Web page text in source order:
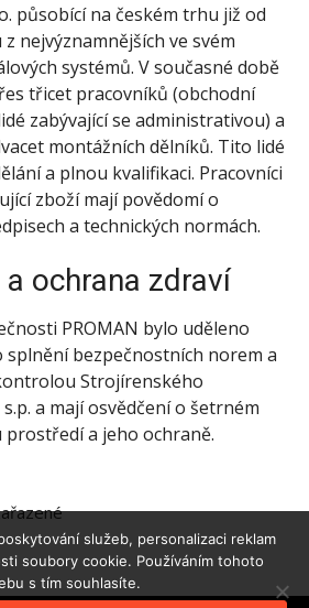
působící na českém trhu již od
nejvýznamnějších ve svém
systémů. V současné době
třicet pracovníků (obchodní
zabývající se administrativou) a
montážních dělníků. Tito lidé
a plnou kvalifikaci. Pracovníci
zboží mají povědomí o
a technických normách.
ochrana zdraví
PROMAN bylo uděleno
bezpečnostních norem a
Strojírenského
a mají osvědčení o šetrném
a jeho ochraně.
služeb, personalizaci reklam
soubory cookie. Používáním tohoto
s tím souhlasíte.